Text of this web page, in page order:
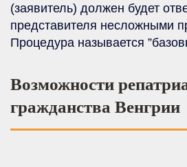
(заявитель) должен будет
представителя несложными
Процедура называется
Возможности
гражданства Венгрии